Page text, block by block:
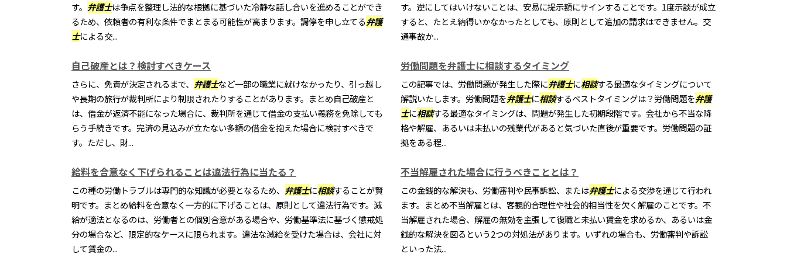
す。 弁護士は争点を整理し法的な根拠に基づいた冷静な話し合いを進めることができ
るため、依頼者の有利な条件でまとまる可能性が高まります。調停を申し立てる弁護
士による交...
す。逆にしてはいけないことは、安易に提示額にサインすることです。1度示談が成立
すると、たとえ納得いかなかったとしても、原則として追加の請求はできません。交
通事故か...
自己破産とは？検討すべきケース
さらに、免責が決定されるまで、 弁護士など一部の職業に就けなかったり、引っ越し
や長期の旅行が裁判所により制限されたりすることがあります。まとめ自己破産と
は、借金が返済不能になった場合に、裁判所を通じて借金の支払い義務を免除しても
らう手続きです。完済の見込みが立たない多額の借金を抱えた場合に検討すべきで
す。ただし、財...
労働問題を弁護士に相談するタイミング
この記事では、労働問題が発生した際に弁護士に相談する最適なタイミングについて
解説いたします。労働問題を弁護士に相談するベストタイミングは？労働問題を弁護
士に相談する最適なタイミングは、問題が発生した初期段階です。会社から不当な降
格や解雇、あるいは未払いの残業代があると気づいた直後が重要です。労働問題の証
拠をある程...
給料を合意なく下げられることは違法行為に当たる？
この種の労働トラブルは専門的な知識が必要となるため、 弁護士に相談することが賢
明です。まとめ給料を合意なく一方的に下げることは、原則として違法行為です。減
給が適法となるのは、労働者との個別合意がある場合や、労働基準法に基づく懲戒処
分の場合など、限定的なケースに限られます。違法な減給を受けた場合は、会社に対
して賃金の...
不当解雇された場合に行うべきこととは？
この金銭的な解決も、労働審判や民事訴訟、または弁護士による交渉を通じて行われ
ます。まとめ不当解雇とは、客観的合理性や社会的相当性を欠く解雇のことです。不
当解雇された場合、解雇の無効を主張して復職と未払い賃金を求めるか、あるいは金
銭的な解決を図るという2つの対処法があります。いずれの場合も、労働審判や訴訟
といった法...